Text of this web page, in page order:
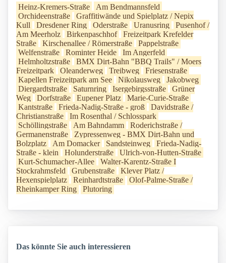
Heinz-Kremers-Straße
Am Bendmannsfeld
Orchideenstraße
Graffitiwände und Spielplatz / Nepix
Kull
Dresdener Ring Oderstraße Uranusring
Pusenhof /
Am Meerholz
Birkenpaschhof
Freizeitpark Krefelder
Straße
Kirschenallee / Römerstraße
Pappelstraße
Welfenstraße
Rominter Heide
Im Angerfeld
Helmholtzstraße
BMX Dirt-Bahn "BBQ Trails" / Moers
Freizeitpark
Oleanderweg Treibweg
Friesenstraße
Kapellen Freizeitpark am See
Nikolausweg
Jakobweg
Diergardtstraße
Saturnring Isergebirgsstraße
Grüner
Weg
Dorfstraße Eupener Platz
Marie-Curie-Straße
Kantstraße
Frieda-Nadig-Straße - groß
Davidstraße /
Christianstraße
Im Rosenthal / Schlosspark
Schöllingstraße
Am Bahndamm
Roderichstraße /
Germanenstraße
Zypressenweg - BMX Dirt-Bahn und
Bolzplatz
Am Domacker Sandsteinweg
Frieda-Nadig-
Straße - klein
Holunderstraße
Ulrich-von-Hutten-Straße
Kurt-Schumacher-Allee
Walter-Karentz-Straße I
Stockrahmsfeld
Grubenstraße
Klever Platz /
Hexenspielplatz
Reinhardtstraße
Olof-Palme-Straße /
Rheinkamper Ring
Plutoring
Das könnte Sie auch interessieren